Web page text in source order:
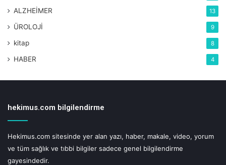
ALZHEİMER 13
ÜROLOJİ 9
kitap 8
HABER 4
hekimus.com bilgilendirme
Hekimus.com sitesinde yer alan yazı, haber, makale, video, yorum
ve tüm sağlık ve tıbbi bilgiler sadece genel bilgilendirme
gayesindedir.